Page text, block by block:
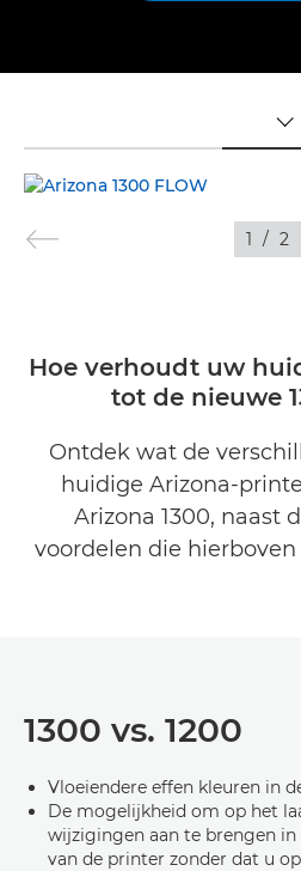
1 / 2
Hoe verhoudt uw
tot de nieuwe
Ontdek wat de
huidige Arizona-
Arizona 1300, naast
voordelen die
1300 vs. 1200
Vloeiendere effen kleuren in
De mogelijkheid om op het
wijzigingen aan te brengen
van de printer zonder dat u